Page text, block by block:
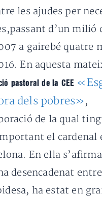
les ajudes per
d’un milió
a gairebé quatre
En aquesta
pastoral de la CEE
dels pobres»,
de la qual
el cardenal
En ella
desencadenat
ha estat en